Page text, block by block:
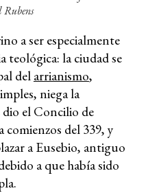
a ser especialmente
teológica: la ciudad se
delarrianismo,
niega la
el Concilio de
comienzos del 339, y
a Eusebio, antiguo
a que había sido